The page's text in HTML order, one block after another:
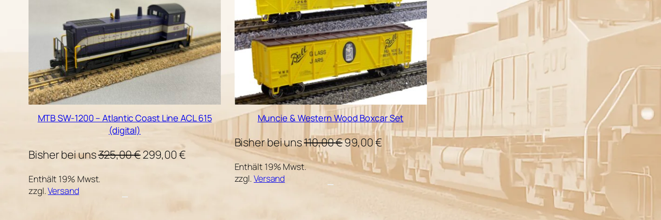
MTB SW-1200 – Atlantic Coast Line ACL 615
(digital)
Bisher bei uns325,00€Ursprünglicher
325,00 €
299,00€Aktueller
Enthält 19% Mwst.
zzgl.Versand
Muncie & Western Wood Boxcar Set
Bisher bei uns110,00€Ursprünglicher
Preis
war:
110,00 €
99,00€Aktueller
Preis
ist:
99,00 €.
Enthält 19% Mwst.
zzgl. Versand